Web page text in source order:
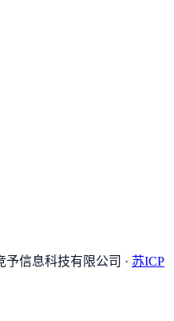
予信息科技有限公司 · 苏ICP